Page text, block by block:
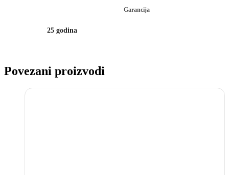
Garancija
25 godina
Povezani proizvodi